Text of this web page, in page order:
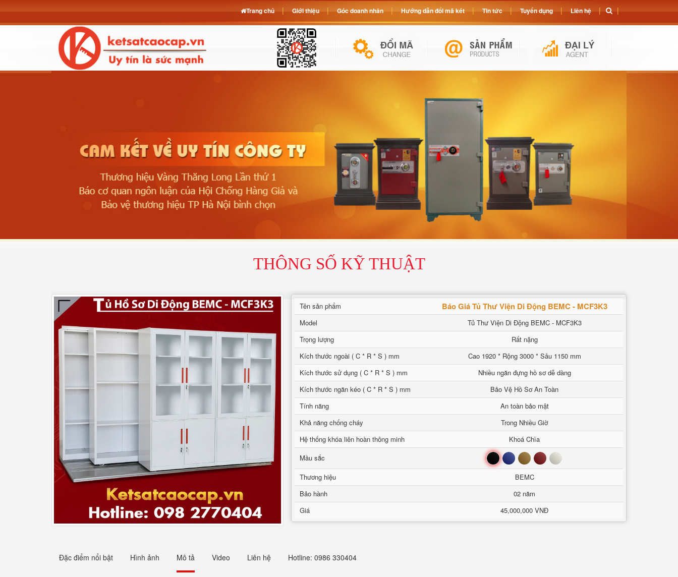
THÔNG SỐ KỸ THUẬT
Tên sản phẩm Báo Giá Tủ Thư Viện Di Động BEMC - MCF3K3
Model
Tủ Thư Viện Di Động BEMC - MCF3K3
Trọng lượng
Rất nặng
Kích thước ngoài ( C * R * S ) mm
Cao 1920 * Rộng 3000 * Sâu 1150 mm
Kích thước sử dụng ( C * R * S ) mm
Nhiều ngăn đựng hồ sơ dễ dàng
Kích thước ngăn kéo ( C * R * S ) mm
Bảo Vệ Hồ Sơ An Toàn
Tính năng
An toàn bảo mật
Khả năng chống cháy
Trong Nhiều Giờ
Hệ thống khóa liên hoàn thông minh
Khoá Chìa
Mầu sắc
Đen Xanh Nâu Đỏ Trắng
Thương hiệu
BEMC
Bảo hành
02 năm
Giá
45,000,000 VNĐ
Đặc điểm nổi bật Hình ảnh Mô tả Video Liên hệ Hotline: 0986 330404
Trang chủ Giới thiệu Góc doanh nhân Hướng dẫn đổi mã két Tin tức Tuyển dụng Liên hệ